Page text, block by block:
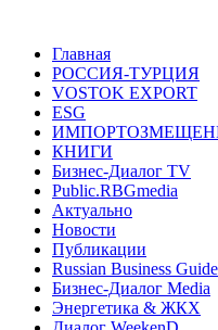
Главная
РОССИЯ-ТУРЦИЯ
VOSTOK EXPORT
ESG
КНИГИ
Бизнес-Диалог TV
Public.RBGmedia
Актуально
Новости
Публикации
Russian Business Guide
Бизнес-Диалог Media
Энергетика & ЖКХ